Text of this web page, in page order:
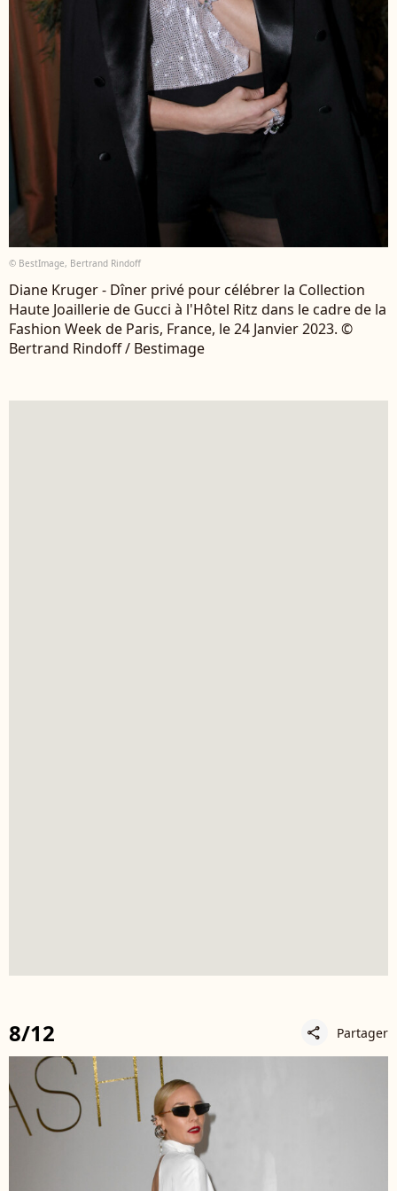
© BestImage, Bertrand Rindoff
Diane Kruger - Dîner privé pour célébrer la Collection
Haute Joaillerie de Gucci à l'Hôtel Ritz dans le cadre de la
Fashion Week de Paris, France, le 24 Janvier 2023. ©
Bertrand Rindoff / Bestimage
8/12 share Partager